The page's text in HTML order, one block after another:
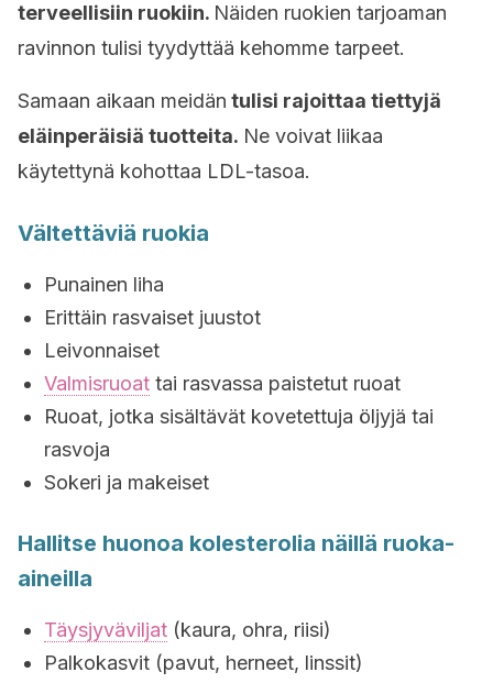
terveellisiin ruokiin. Näiden ruokien tarjoaman
ravinnon tulisi tyydyttää kehomme tarpeet.
Samaan aikaan meidän tulisi rajoittaa tiettyjä
eläinperäisiä tuotteita. Ne voivat liikaa
käytettynä kohottaa LDL-tasoa.
Vältettäviä ruokia
Punainen liha
Erittäin rasvaiset juustot
Leivonnaiset
Valmisruoat tai rasvassa paistetut ruoat
Ruoat, jotka sisältävät kovetettuja öljyjä tai
rasvoja
Sokeri ja makeiset
Hallitse huonoa kolesterolia näillä ruoka-
aineilla
Täysjyväviljat (kaura, ohra, riisi)
Palkokasvit (pavut, herneet, linssit)